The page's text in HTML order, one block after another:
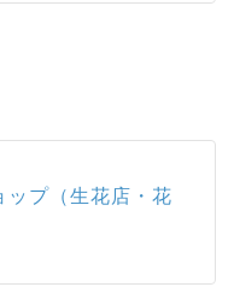
ップ（生花店・花